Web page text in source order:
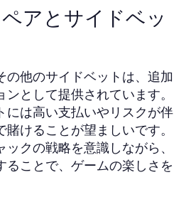
アとサイドベッ
の他のサイドベットは、追加
として提供されています。
には高い支払いやリスクが伴
けることが望ましいです。
クの戦略を意識しながら、
ることで、ゲームの楽しさを